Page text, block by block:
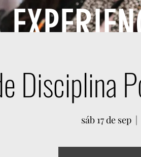
Disciplina
sáb 17 de sep
  |